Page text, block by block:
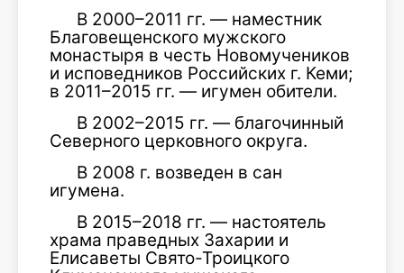
В 2000–2011 гг. — наместник
Благовещенского мужского
монастыря в честь Новомучеников
и исповедников Российских г. Кеми;
в 2011–2015 гг. — игумен обители.
В 2002–2015 гг. — благочинный
Северного церковного округа.
В 2008 г. возведен в сан
игумена.
В 2015–2018 гг. — настоятель
храма праведных Захарии и
Елисаветы Свято-Троицкого